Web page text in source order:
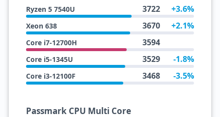
Ryzen 5 7540U 3722 +3.6%
Xeon 638 3670 +2.1%
Core i7-12700H 3594
Core i5-1345U 3529 -1.8%
Core i3-12100F 3468 -3.5%
Passmark CPU Multi Core